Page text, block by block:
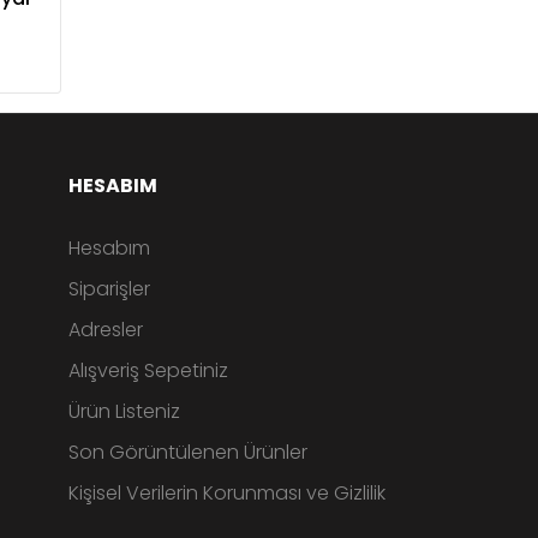
HESABIM
Hesabım
Siparişler
Adresler
Alışveriş Sepetiniz
Ürün Listeniz
Son Görüntülenen Ürünler
Kişisel Verilerin Korunması ve Gizlilik